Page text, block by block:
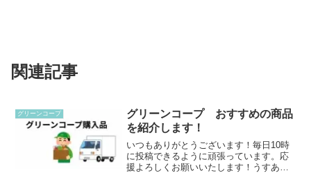
関連記事
グリーンコープ
グリーンコープ おすすめの商品
を紹介します！
いつもありがとうございます！毎日10時
に投稿できるように頑張っています。応
援よろしくお願いいたします！うすあ